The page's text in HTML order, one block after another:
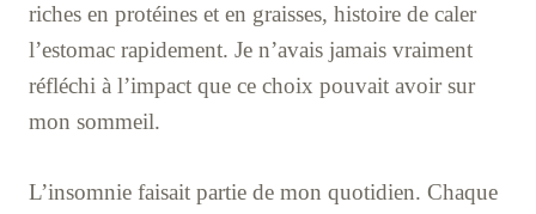
riches en protéines et en graisses, histoire de caler
l’estomac rapidement. Je n’avais jamais vraiment
réfléchi à l’impact que ce choix pouvait avoir sur
mon sommeil.
L’insomnie faisait partie de mon quotidien. Chaque